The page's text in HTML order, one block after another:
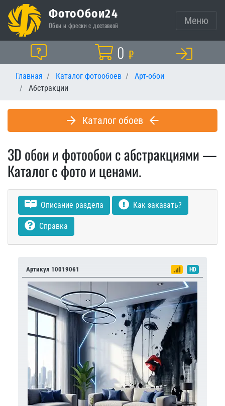
ФотоОбои24
Обои и фрески с доставкой Меню
Помощь Корзина
0 ₽
Главная Каталог фотообоев
Арт-обои
Абстракции
Каталог обоев
3D обои и фотообои с абстракциями —
Каталог с фото и ценами.
Описание раздела Как заказать?
Справка
Артикул 10019061 HD